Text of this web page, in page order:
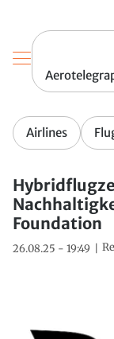
Airlines
Foundation
26.08.25 - 19:49